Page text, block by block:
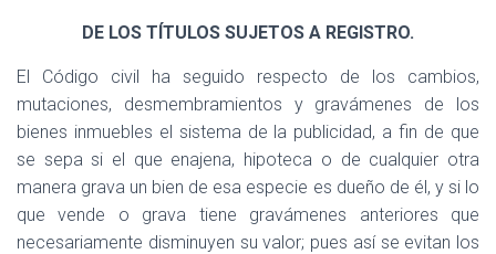
DE LOS TÍTULOS SUJETOS A REGISTRO.
El Código civil ha seguido respecto de los cambios,
mutaciones, desmembramientos y gravámenes de los
bienes inmuebles el sistema de la publicidad, a fin de que
se sepa si el que enajena, hipoteca o de cualquier otra
manera grava un bien de esa especie es dueño de él, y si lo
que vende o grava tiene gravámenes anteriores que
necesariamente disminuyen su valor; pues así se evitan los